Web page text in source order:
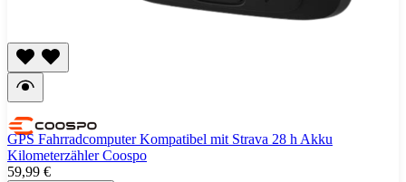
GPS Fahrradcomputer Kompatibel mit Strava 28 h Akku
Kilometerzähler Coospo
59,99 €